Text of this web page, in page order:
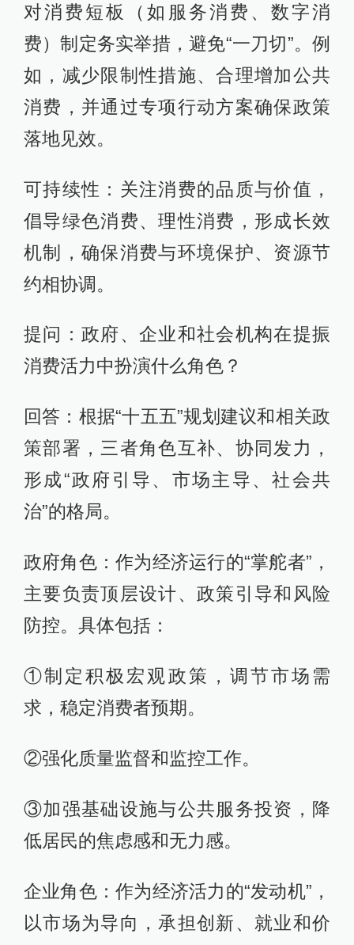
对消费短板（如服务消费、数字消
费）制定务实举措，避免“一刀切”。例
如，减少限制性措施、合理增加公共
消费，并通过专项行动方案确保政策
落地见效。
可持续性：关注消费的品质与价值，
倡导绿色消费、理性消费，形成长效
机制，确保消费与环境保护、资源节
约相协调。
提问：政府、企业和社会机构在提振
消费活力中扮演什么角色？
回答：根据“十五五”规划建议和相关政
策部署，三者角色互补、协同发力，
形成“政府引导、市场主导、社会共
治”的格局。
政府角色：作为经济运行的“掌舵者”，
主要负责顶层设计、政策引导和风险
防控。具体包括：
①制定积极宏观政策，调节市场需
求，稳定消费者预期。
②强化质量监督和监控工作。
③加强基础设施与公共服务投资，降
低居民的焦虑感和无力感。
企业角色：作为经济活力的“发动机”，
以市场为导向，承担创新、就业和价